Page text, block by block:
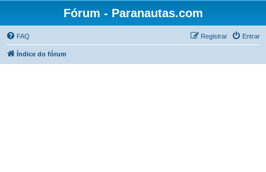
Fórum - Paranautas.com
FAQ Entrar
Registrar
Índice do fórum